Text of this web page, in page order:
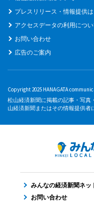
プレスリリース・情報提供
アクセスデータの利用につ
お問い合わせ
広告のご案内
Copyright 2025 HANAGATA
松山経済新聞に掲載の記事・写真
山経済新聞またはその情報提供者
みんなの経済新聞ネッ
お問い合わせ